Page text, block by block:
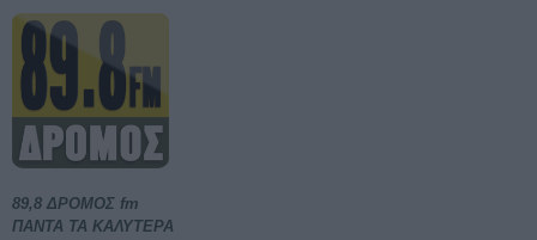
89,8 ΔΡΟΜΟΣ fm
ΠΑΝΤΑ ΤΑ ΚΑΛΥΤΕΡΑ